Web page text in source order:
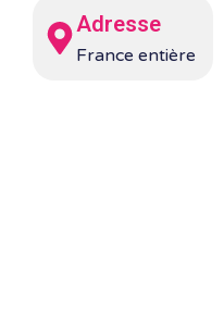
Adresse
France entière